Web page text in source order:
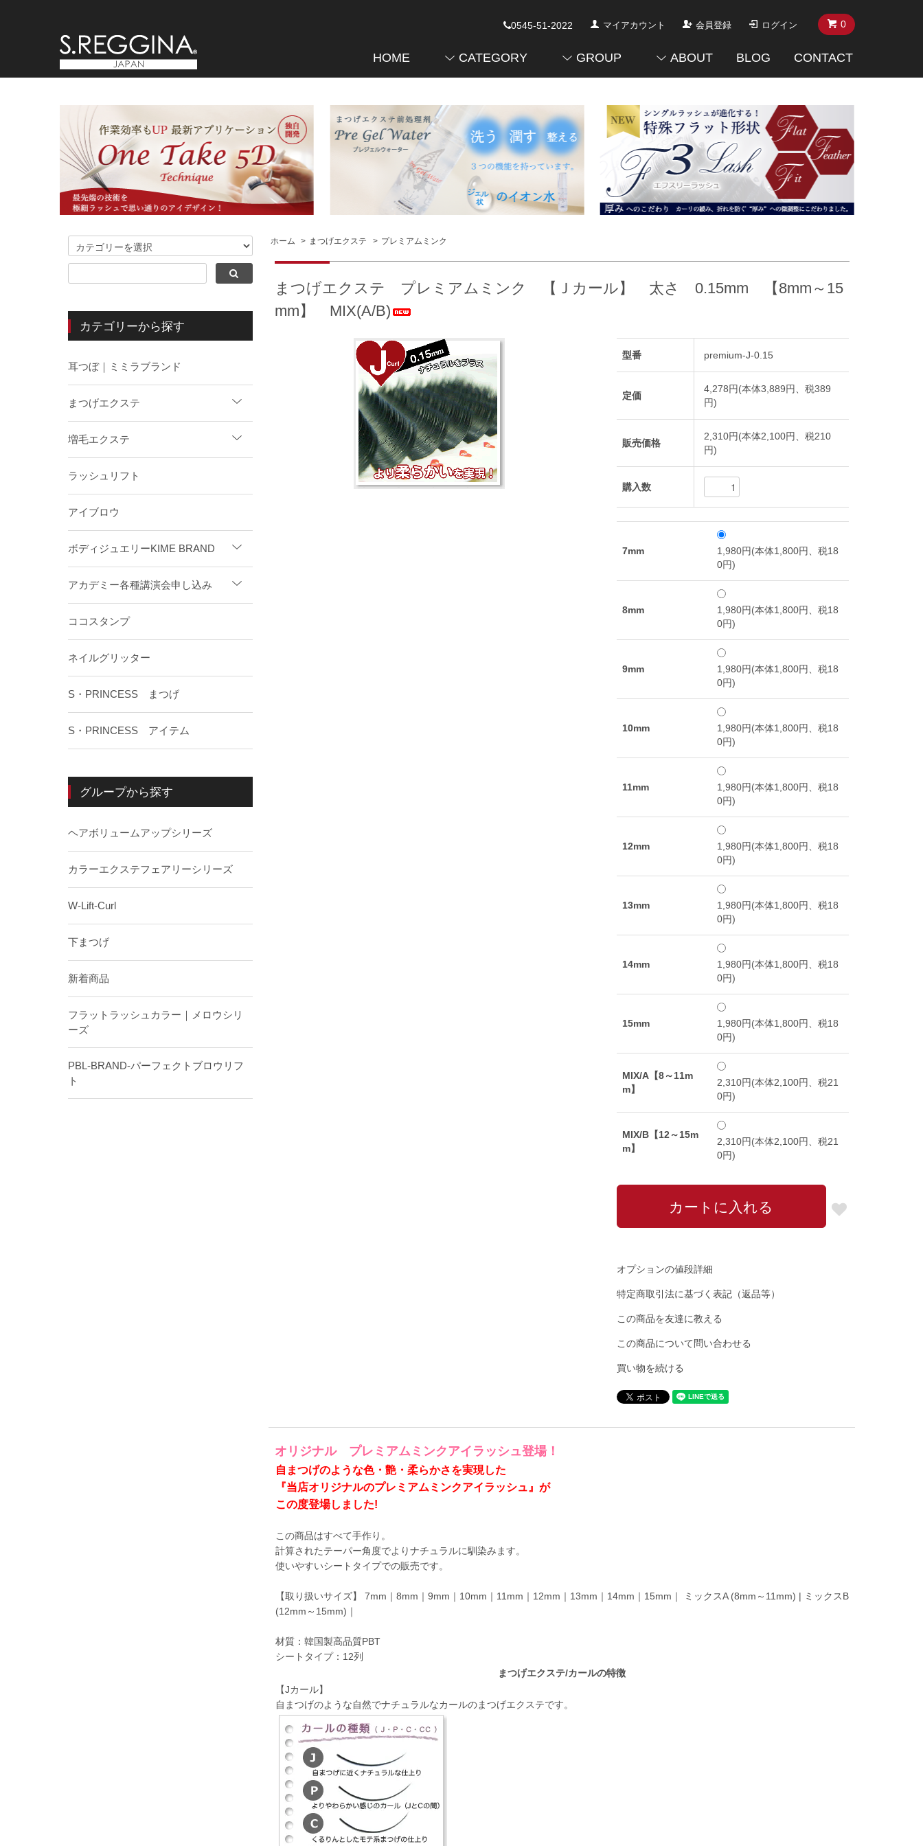
0
0545-51-2022 マイアカウント 会員登録 ログイン
HOME CATEGORY GROUP ABOUT BLOG CONTACT
ホーム > まつげエクステ > プレミアムミンク
まつげエクステ プレミアムミンク 【Ｊカール】 太さ 0.15mm 【8mm～15
mm】 MIX(A/B)
型番 premium-J-0.15
定価
4,278円(本体3,889円、税389
円)
販売価格
2,310円(本体2,100円、税210
円)
購入数
7mm
1,980円(本体1,800円、税18
0円)
8mm
1,980円(本体1,800円、税18
0円)
9mm
1,980円(本体1,800円、税18
0円)
10mm
1,980円(本体1,800円、税18
0円)
11mm
1,980円(本体1,800円、税18
0円)
12mm
1,980円(本体1,800円、税18
0円)
13mm
1,980円(本体1,800円、税18
0円)
14mm
1,980円(本体1,800円、税18
0円)
15mm
1,980円(本体1,800円、税18
0円)
MIX/A【8～11m
m】
2,310円(本体2,100円、税21
0円)
MIX/B【12～15m
m】
2,310円(本体2,100円、税21
0円)
オプションの値段詳細
特定商取引法に基づく表記（返品等）
この商品を友達に教える
この商品について問い合わせる
買い物を続ける
オリジナル プレミアムミンクアイラッシュ登場！
自まつげのような色・艶・柔らかさを実現した
『当店オリジナルのプレミアムミンクアイラッシュ』が
この度登場しました!
この商品はすべて手作り。
計算されたテーパー角度でよりナチュラルに馴染みます。
使いやすいシートタイプでの販売です。
【取り扱いサイズ】 7mm｜8mm｜9mm｜10mm｜11mm｜12mm｜13mm｜14mm｜15mm｜ ミックスA (8mm～11mm) | ミックスB
(12mm～15mm)｜
材質：韓国製高品質PBT
シートタイプ：12列
まつげエクステ/カールの特徴
【Jカール】
自まつげのような自然でナチュラルなカールのまつげエクステです。
カテゴリーから探す
耳つぼ｜ミミラブランド
まつげエクステ
増毛エクステ
ラッシュリフト
アイブロウ
ボディジュエリーKIME BRAND
アカデミー各種講演会申し込み
ココスタンプ
ネイルグリッター
S・PRINCESS まつげ
S・PRINCESS アイテム
グループから探す
ヘアボリュームアップシリーズ
カラーエクステフェアリーシリーズ
W-Lift-Curl
下まつげ
新着商品
フラットラッシュカラー｜メロウシリ
ーズ
PBL-BRAND-パーフェクトブロウリフ
ト